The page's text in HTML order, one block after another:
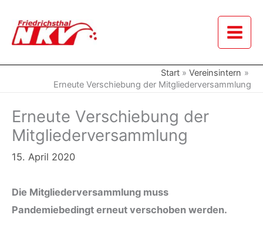
Inhalt
springen
Start
Vereinsintern
Erneute Verschiebung der Mitgliederversammlung
Erneute Verschiebung der
Mitgliederversammlung
15. April 2020
Die Mitgliederversammlung muss
Pandemiebedingt erneut verschoben werden.